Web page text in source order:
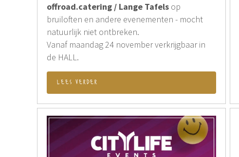
offroad.catering / Lange Tafels op
bruiloften en andere evenementen - mocht
natuurlijk niet ontbreken.
Vanaf maandag 24 november verkrijgbaar in
de HALL.
lees verder